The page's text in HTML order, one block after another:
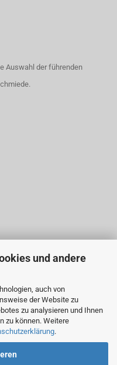
und andere
auch von
der Website zu
zu analysieren und Ihnen
zu können. Weitere
.
Auswahl der führenden